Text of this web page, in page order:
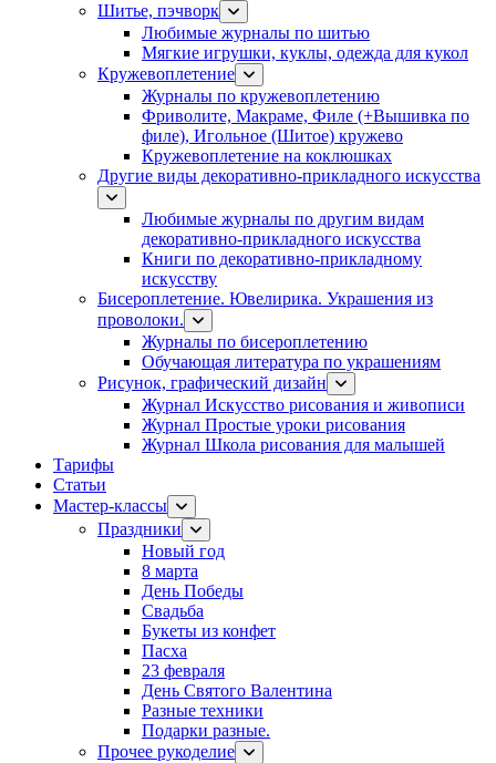
Шитье, пэчворк
Любимые журналы по шитью
Мягкие игрушки, куклы, одежда для кукол
Кружевоплетение
Журналы по кружевоплетению
Фриволите, Макраме, Филе (+Вышивка по
филе), Игольное (Шитое) кружево
Кружевоплетение на коклюшках
Другие виды декоративно-прикладного искусства
Любимые журналы по другим видам
декоративно-прикладного искусства
Книги по декоративно-прикладному
искусству
Бисероплетение. Ювелирика. Украшения из
проволоки.
Журналы по бисероплетению
Обучающая литература по украшениям
Рисунок, графический дизайн
Журнал Искусство рисования и живописи
Журнал Простые уроки рисования
Журнал Школа рисования для малышей
Тарифы
Статьи
Мастер-классы
Праздники
Новый год
8 марта
День Победы
Свадьба
Букеты из конфет
Пасха
23 февраля
День Святого Валентина
Разные техники
Подарки разные.
Прочее рукоделие